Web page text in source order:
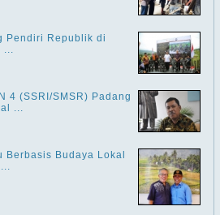
Pendiri Republik di
...
4 (SSRI/SMSR) Padang
...
Berbasis Budaya Lokal